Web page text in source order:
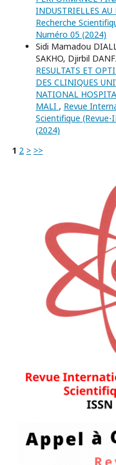
INDUSTRIELLES
Recherche
Numéro 05 (2024)
Sidi Mamadou
SAKHO, Djirbil
RESULTATS ET
DES CLINIQUES
NATIONAL
MALI , Revue
Scientifique (Revue-
(2024)
1 2 > >>